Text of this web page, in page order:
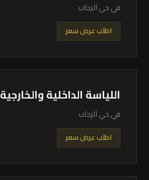
في حي الرحاب
اطلب عرض سعر
اللياسة الداخلية والخارجية
في حي الرحاب
اطلب عرض سعر